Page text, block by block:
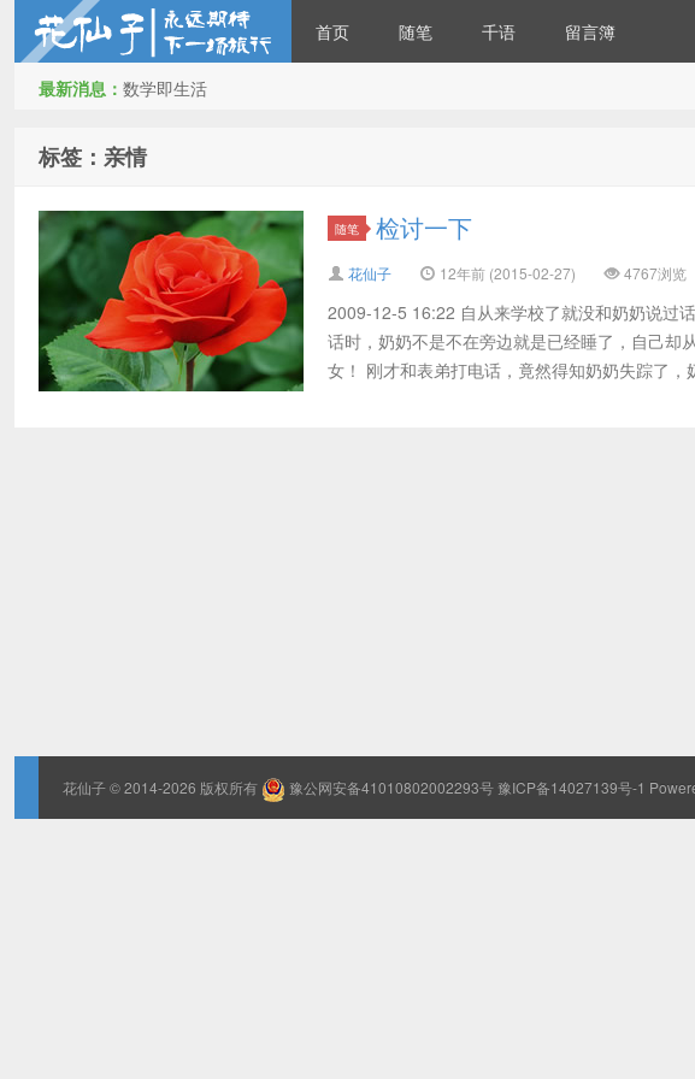
首页 随笔 千语 留言簿
最新消息： 数学即生活
标签：亲情
随笔 检讨一下
花仙子 12年前 (2015-02-27) 4767浏览
2009-12-5 16:22 自从来学校了就没和奶奶说过
话时，奶奶不是不在旁边就是已经睡了，自己却
女！ 刚才和表弟打电话，竟然得知奶奶失踪了，
花仙子© 2014-2026 版权所有 豫公网安备41010802002293号 豫ICP备14027139号-1